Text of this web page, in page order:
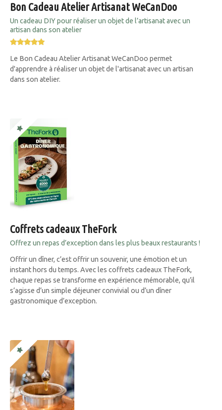
Bon Cadeau Atelier Artisanat WeCanDoo
Un cadeau DIY pour réaliser un objet de l’artisanat avec un
artisan dans son atelier
Le Bon Cadeau Atelier Artisanat WeCanDoo permet
d'apprendre à réaliser un objet de l'artisanat avec un artisan
dans son atelier.
Coffrets cadeaux TheFork
Offrez un repas d’exception dans les plus beaux restaurants !
Offrir un dîner, c’est offrir un souvenir, une émotion et un
instant hors du temps. Avec les coffrets cadeaux TheFork,
chaque repas se transforme en expérience mémorable, qu’il
s’agisse d’un simple déjeuner convivial ou d’un dîner
gastronomique d’exception.